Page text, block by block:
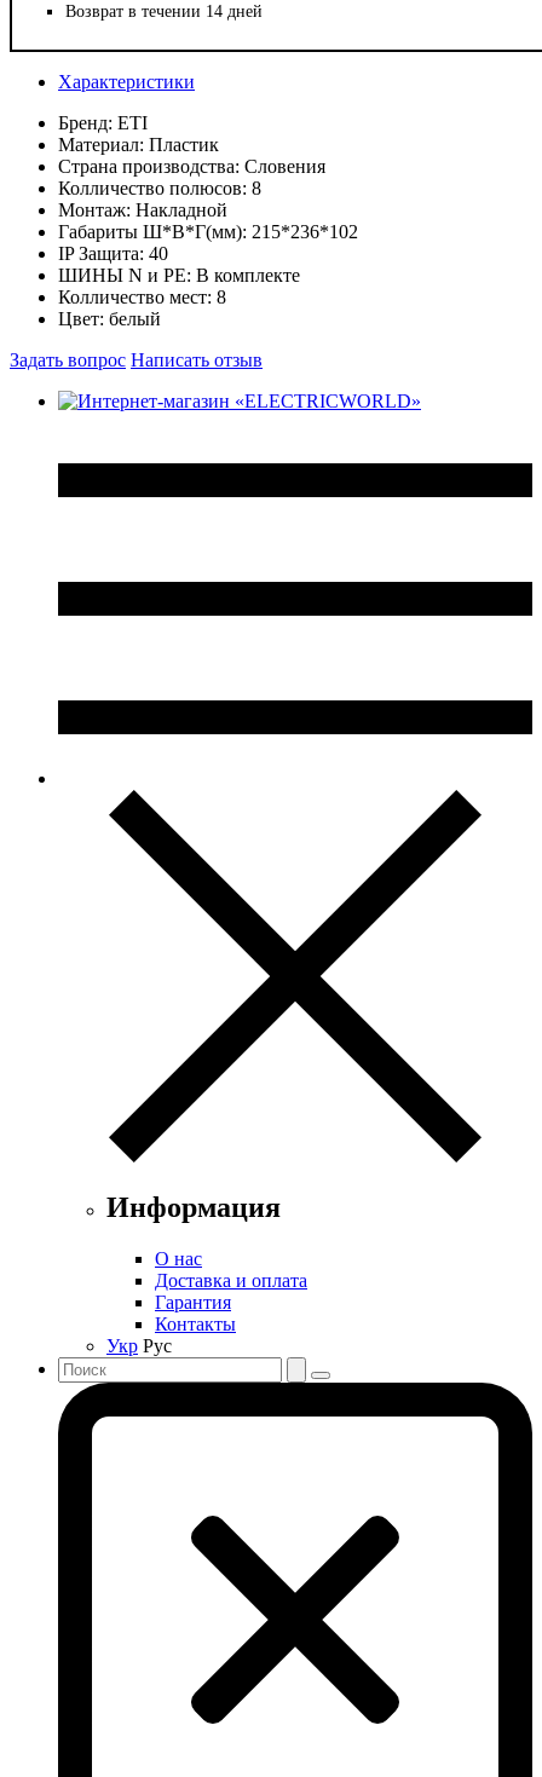
Возврат в течении 14 дней
Характеристики
Бренд: ETI
Материал: Пластик
Страна производства: Словения
Колличество полюсов: 8
Монтаж: Накладной
Габариты Ш*В*Г(мм): 215*236*102
IP Защита: 40
ШИНЫ N и PE: В комплекте
Колличество мест: 8
Цвет: белый
Задать вопрос Написать отзыв
Информация
О нас
Доставка и оплата
Гарантия
Контакты
Укр Рус